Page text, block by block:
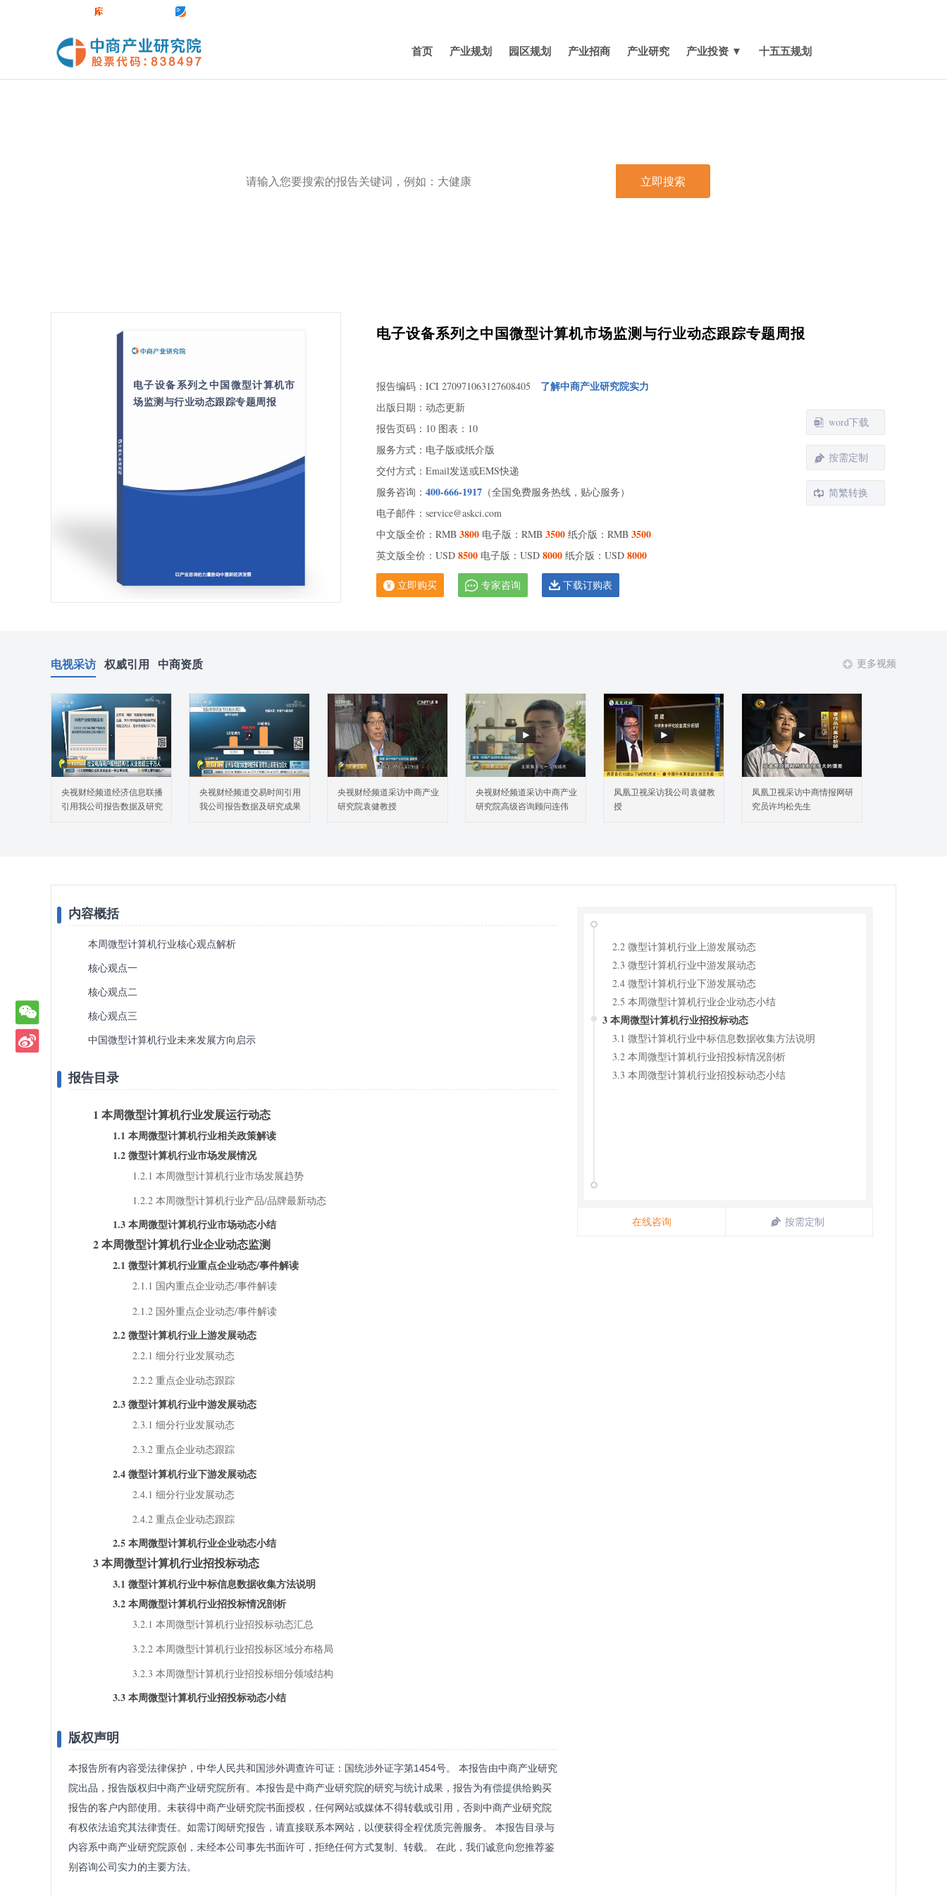
首页 产业规划 园区规划 产业招商 产业研究 产业投资 ▼ 十五五规划
立即搜索
电子设备系列之中国微型计算机市
场监测与行业动态跟踪专题周报
电子设备系列之中国微型计算机市场监测与行业动态跟踪专题周报
报告编码：ICI 270971063127608405 了解中商产业研究院实力
出版日期：动态更新
报告页码：10 图表：10
服务方式：电子版或纸介版
交付方式：Email发送或EMS快递
服务咨询： 400-666-1917 （全国免费服务热线，贴心服务）
电子邮件：service@askci.com
中文版全价：RMB 3800 电子版：RMB 3500 纸介版：RMB 3500
英文版全价：USD 8500 电子版：USD 8000 纸介版：USD 8000
立即购买 专家咨询 下载订购表
word下载
按需定制
简繁转换
电视采访 权威引用 中商资质
央视财经频道经济信息联播
引用我公司报告数据及研究
央视财经频道交易时间引用
我公司报告数据及研究成果
央视财经频道采访中商产业
研究院袁健教授
央视财经频道采访中商产业
研究院高级咨询顾问连伟
凤凰卫视采访我公司袁健教
授
凤凰卫视采访中商情报网研
究员许均松先生
更多视频
内容概括
本周微型计算机行业核心观点解析
核心观点一
核心观点二
核心观点三
中国微型计算机行业未来发展方向启示
报告目录
1 本周微型计算机行业发展运行动态
1.1 本周微型计算机行业相关政策解读
1.2 微型计算机行业市场发展情况
1.2.1 本周微型计算机行业市场发展趋势
1.2.2 本周微型计算机行业产品/品牌最新动态
1.3 本周微型计算机行业市场动态小结
2 本周微型计算机行业企业动态监测
2.1 微型计算机行业重点企业动态/事件解读
2.1.1 国内重点企业动态/事件解读
2.1.2 国外重点企业动态/事件解读
2.2 微型计算机行业上游发展动态
2.2.1 细分行业发展动态
2.2.2 重点企业动态跟踪
2.3 微型计算机行业中游发展动态
2.3.1 细分行业发展动态
2.3.2 重点企业动态跟踪
2.4 微型计算机行业下游发展动态
2.4.1 细分行业发展动态
2.4.2 重点企业动态跟踪
2.5 本周微型计算机行业企业动态小结
3 本周微型计算机行业招投标动态
3.1 微型计算机行业中标信息数据收集方法说明
3.2 本周微型计算机行业招投标情况剖析
3.2.1 本周微型计算机行业招投标动态汇总
3.2.2 本周微型计算机行业招投标区域分布格局
3.2.3 本周微型计算机行业招投标细分领域结构
3.3 本周微型计算机行业招投标动态小结
版权声明
本报告所有内容受法律保护，中华人民共和国涉外调查许可证：国统涉外证字第1454号。 本报告由中商产业研究
院出品，报告版权归中商产业研究院所有。本报告是中商产业研究院的研究与统计成果，报告为有偿提供给购买
报告的客户内部使用。未获得中商产业研究院书面授权，任何网站或媒体不得转载或引用，否则中商产业研究院
有权依法追究其法律责任。如需订阅研究报告，请直接联系本网站，以便获得全程优质完善服务。 本报告目录与
内容系中商产业研究院原创，未经本公司事先书面许可，拒绝任何方式复制、转载。 在此，我们诚意向您推荐鉴
别咨询公司实力的主要方法。
2.2 微型计算机行业上游发展动态
2.3 微型计算机行业中游发展动态
2.4 微型计算机行业下游发展动态
2.5 本周微型计算机行业企业动态小结
3 本周微型计算机行业招投标动态
3.1 微型计算机行业中标信息数据收集方法说明
3.2 本周微型计算机行业招投标情况剖析
3.3 本周微型计算机行业招投标动态小结
在线咨询 按需定制